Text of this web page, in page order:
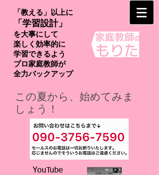
「教える」以上に
「学習設計」
を大事にして
楽しく効率的に
学習できるよう
プロ家庭教師が
​全力バックアップ
この夏から、始めてみま
しょう！
YouTube